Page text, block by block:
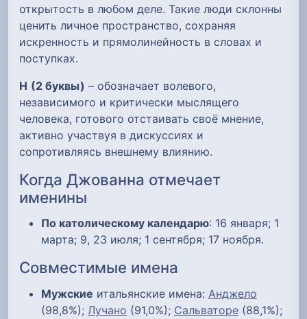
открытость в любом деле. Такие люди склонны
ценить личное пространство, сохраняя
искренность и прямолинейность в словах и
поступках.
Н (2 буквы) – обозначает волевого,
независимого и критически мыслящего
человека, готового отстаивать своё мнение,
активно участвуя в дискуссиях и
сопротивляясь внешнему влиянию.
Когда Джованна отмечает
именины
По католическому календарю: 16 января; 1
марта; 9, 23 июля; 1 сентября; 17 ноября.
Совместимые имена
Мужские итальянские имена: Анджело
(98,8%); Лучано (91,0%); Сальваторе (88,1%);